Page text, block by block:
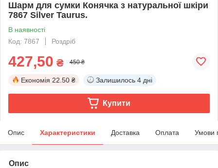
Шарм для сумки Конячка з натуральної шкіри
7867 Silver Taurus.
В наявності
Код: 7867
Роздріб
427,50 ₴ 450 ₴
Економія 22.50 ₴ Залишилось 4 дні
Купити
Опис Характеристики Доставка Оплата Умови
Опис